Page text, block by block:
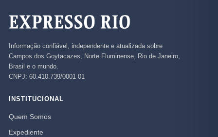
Informação confiável, independente e atualizada sobre
Campos dos Goytacazes, Norte Fluminense, Rio de Janeiro,
Brasil e o mundo.
CNPJ: 60.410.739/0001-01
INSTITUCIONAL
Quem Somos
Expediente